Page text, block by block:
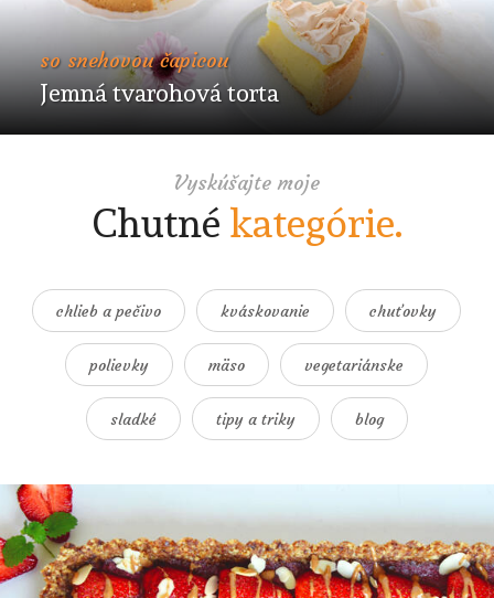
so snehovou čapicou
Jemná tvarohová torta
Vyskúšajte moje
Chutné kategórie.
chlieb a pečivo kváskovanie chuťovky
polievky mäso vegetariánske
sladké tipy a triky blog